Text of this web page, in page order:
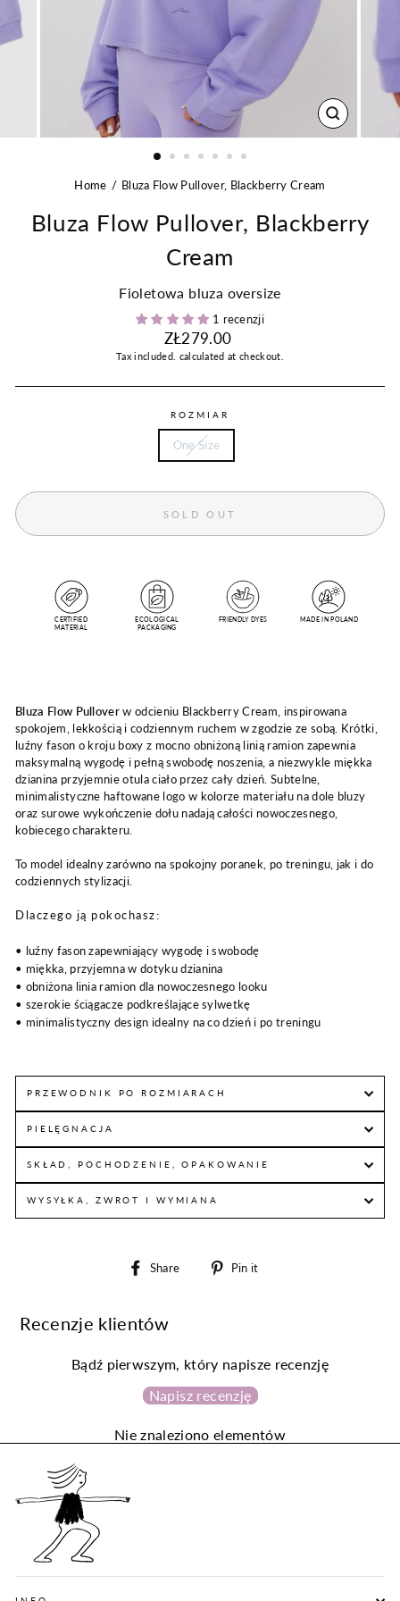
CLOSE
(ESC)
Home Bluza Flow Pullover, Blackberry Cream
Bluza Flow Pullover, Blackberry
Cream
Fioletowa bluza oversize
1 recenzji
Regular
price
ZŁ279.00
Tax included. calculated at checkout.
ROZMIAR
One Size
SOLD OUT
CERTIFIED
MATERIAL
ECOLOGICAL
PACKAGING
FRIENDLY DYES MADE IN POLAND
Bluza Flow Pulloverw odcieniu Blackberry Cream, inspirowana
spokojem, lekkością i codziennym ruchem w zgodzie ze sobą. Krótki,
luźny fason o kroju boxy z mocno obniżoną linią ramion zapewnia
maksymalną wygodę i pełną swobodę noszenia, a niezwykle miękka
dzianina przyjemnie otula ciało przez cały dzień. Subtelne,
minimalistyczne haftowane logo w kolorze materiału na dole bluzy
oraz surowe wykończenie dołu nadają całości nowoczesnego,
kobiecego charakteru.
To model idealny zarówno na spokojny poranek, po treningu, jak i do
codziennych stylizacji.
Dlaczego ją pokochasz:
• luźny fason zapewniający wygodę i swobodę
• miękka, przyjemna w dotyku dzianina
• obniżona linia ramion dla nowoczesnego looku
• szerokie ściągacze podkreślające sylwetkę
• minimalistyczny design idealny na co dzień i po treningu
PRZEWODNIK PO ROZMIARACH
PIELĘGNACJA
SKŁAD, POCHODZENIE, OPAKOWANIE
WYSYŁKA, ZWROT I WYMIANA
Share
Share
Pin it
Recenzje klientów
Bądź pierwszym, który napisze recenzję
Napisz recenzję
Nie znaleziono elementów